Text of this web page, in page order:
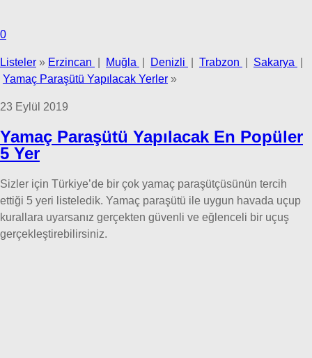
0
Listeler » Erzincan Muğla Denizli Trabzon Sakarya
Yamaç Paraşütü Yapılacak Yerler »
23 Eylül 2019
Yamaç Paraşütü Yapılacak En Popüler
5 Yer
Sizler için Türkiye’de bir çok yamaç paraşütçüsünün tercih
ettiği 5 yeri listeledik. Yamaç paraşütü ile uygun havada uçup
kurallara uyarsanız gerçekten güvenli ve eğlenceli bir uçuş
gerçekleştirebilirsiniz.